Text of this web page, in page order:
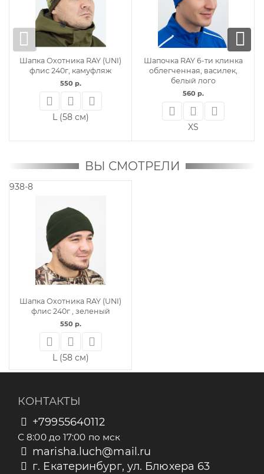
Шапка Охотника RAY (UNI)
флис 240г, камуфляж
550 р.
L (58 см)
Шапочка RAY 6-ти клинка
облегченная, василек,
белый лого
560 р.
XS
ВЫ СМОТРЕЛИ
938-8
Шапка Охотника RAY (UNI)
флис 240г , зеленый
550 р.
L (58 см)
КОНТАКТЫ
+79955640112
С 8:00 до 17:00 по мск
marisha.luch@mail.ru
г. Екатеринбург, ул. Блюхера 63